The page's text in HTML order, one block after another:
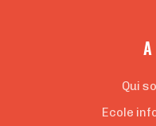
Qui
Ecole